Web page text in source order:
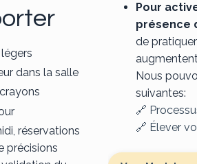
dans la salle
réservations
précisions
Pour
présence
de
Nous
suivantes:
🔗
🔗 Élever